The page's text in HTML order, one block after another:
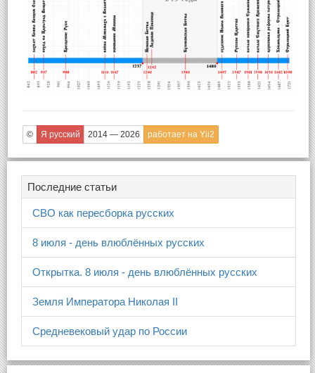
© Я русский 2014 — 2026 работает на Yii2
Последние статьи
СВО как пересборка русских
8 июля - день влюблённых русских
Открытка. 8 июля - день влюблённых русских
Земля Императора Николая II
Средневековый удар по России